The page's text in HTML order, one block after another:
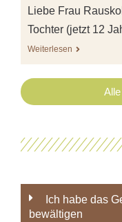
Liebe Frau
Tochter (jetzt 12
Weiterlesen
Ich habe das
bewältigen